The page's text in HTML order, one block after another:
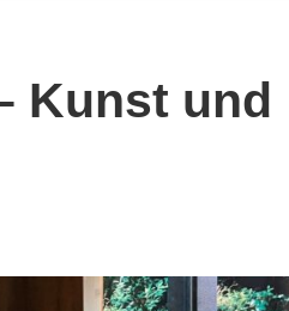
Kunst und